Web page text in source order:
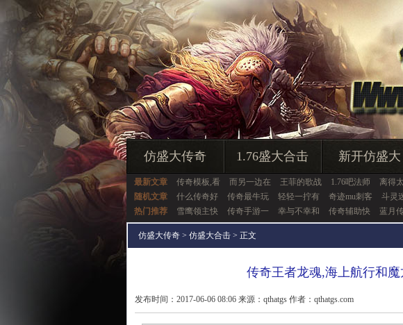
仿盛大传奇 1.76盛大合击 新开仿盛大
最新文章 传奇模板,看 而另一边在 王菲的歌战 1.76吧法师 离得
随机文章
什么传奇好 传奇最牛玩 轻轻一拧有 奇迹mu刺客 斗灵
热门推荐
雪鹰领主快 传奇手游一 幸与不幸和 传奇辅助快 蓝月
仿盛大传奇 > 仿盛大合击 > 正文
传奇王者龙魂,海上航行和
发布时间：2017-06-06 08:06 来源：qthatgs 作者：qthatgs.com